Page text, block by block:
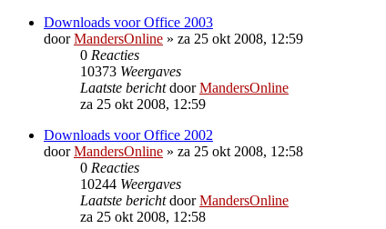
Downloads voor Office 2003
doorMandersOnline » za 25 okt 2008, 12:59
0 Reacties
10373 Weergaves
Laatste berichtdoorMandersOnline
za 25 okt 2008, 12:59
Downloads voor Office 2002
doorMandersOnline » za 25 okt 2008, 12:58
0 Reacties
10244 Weergaves
Laatste berichtdoorMandersOnline
za 25 okt 2008, 12:58